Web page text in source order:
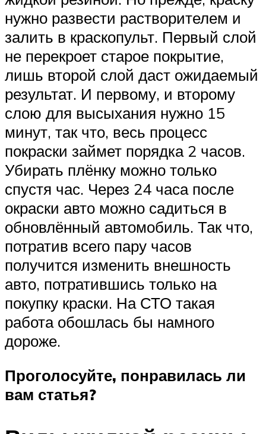
нужно развести растворителем и
залить в краскопульт. Первый слой
не перекроет старое покрытие,
лишь второй слой даст ожидаемый
результат. И первому, и второму
слою для высыхания нужно 15
минут, так что, весь процесс
покраски займет порядка 2 часов.
Убирать плёнку можно только
спустя час. Через 24 часа после
окраски авто можно садиться в
обновлённый автомобиль. Так что,
потратив всего пару часов
получится изменить внешность
авто, потратившись только на
покупку краски. На СТО такая
работа обошлась бы намного
дороже.
Проголосуйте, понравилась ли
вам статья?